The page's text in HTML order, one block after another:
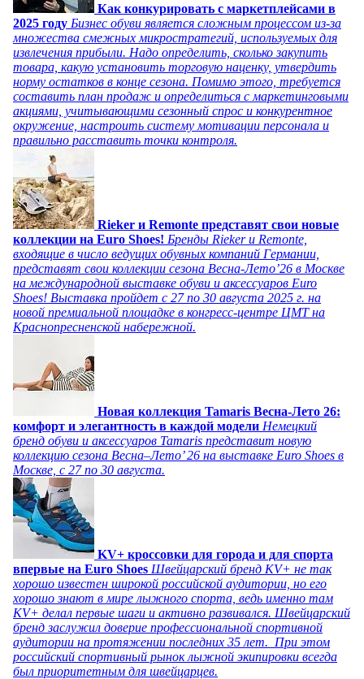
Как конкурировать с маркетплейсами в
2025 году Бизнес обуви является сложным процессом из-за
множества смежных микростратегий, используемых для
извлечения прибыли. Надо определить, сколько закупить
товара, какую установить торговую наценку, утвердить
норму остатков в конце сезона. Помимо этого, требуется
составить план продаж и определиться с маркетинговыми
акциями, учитывающими сезонный спрос и конкурентное
окружение, настроить систему мотивации персонала и
правильно расставить точки контроля.
Rieker и Remonte представят свои новые
коллекции на Euro Shoes! Бренды Rieker и Remonte,
входящие в число ведущих обувных компаний Германии,
представят свои коллекции сезона Весна-Лето’26 в Москве
на международной выставке обуви и аксессуаров Euro
Shoes! Выставка пройдет c 27 по 30 августа 2025 г. на
новой премиальной площадке в конгресс-центре ЦМТ на
Краснопресненской набережной.
Новая коллекция Tamaris Весна-Лето 26:
комфорт и элегантность в каждой модели Немецкий
бренд обуви и аксессуаров Tamaris представит новую
коллекцию сезона Весна–Лето’ 26 на выставке Euro Shoes в
Москве, с 27 по 30 августа.
KV+ кроссовки для города и для спорта
впервые на Euro Shoes Швейцарский бренд KV+ не так
хорошо известен широкой российской аудитории, но его
хорошо знают в мире лыжного спорта, ведь именно там
KV+ делал первые шаги и активно развивался. Швейцарский
бренд заслужил доверие профессиональной спортивной
аудитории на протяжении последних 35 лет. При этом
российский спортивный рынок лыжной экипировки всегда
был приоритетным для швейцарцев.